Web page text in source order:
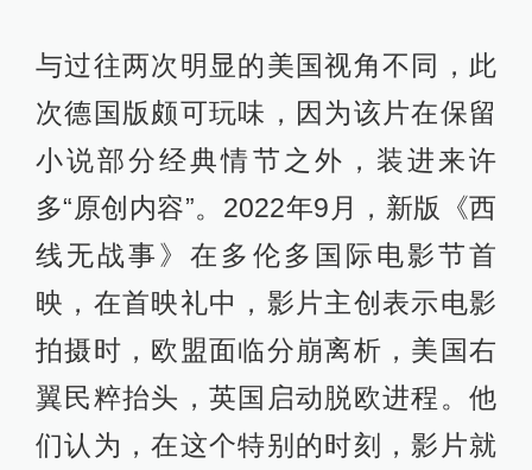
与过往两次明显的美国视角不同，此
次德国版颇可玩味，因为该片在保留
小说部分经典情节之外，装进来许
多“原创内容”。2022年9月，新版《西
线无战事》在多伦多国际电影节首
映，在首映礼中，影片主创表示电影
拍摄时，欧盟面临分崩离析，美国右
翼民粹抬头，英国启动脱欧进程。他
们认为，在这个特别的时刻，影片就